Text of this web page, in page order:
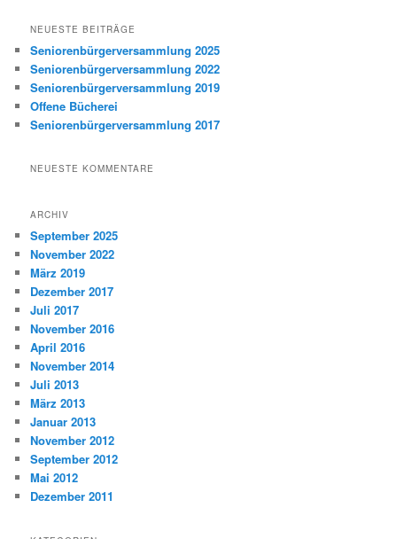
h
n
NEUESTE BEITRÄGE
Seniorenbürgerversammlung 2025
Seniorenbürgerversammlung 2022
Seniorenbürgerversammlung 2019
Offene Bücherei
Seniorenbürgerversammlung 2017
NEUESTE KOMMENTARE
ARCHIV
September 2025
November 2022
März 2019
Dezember 2017
Juli 2017
November 2016
April 2016
November 2014
Juli 2013
März 2013
Januar 2013
November 2012
September 2012
Mai 2012
Dezember 2011